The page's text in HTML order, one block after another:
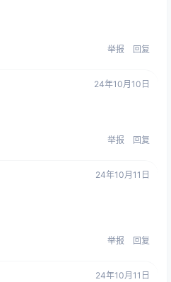
举报 回复
24年10月10日
举报 回复
24年10月11日
举报 回复
24年10月11日